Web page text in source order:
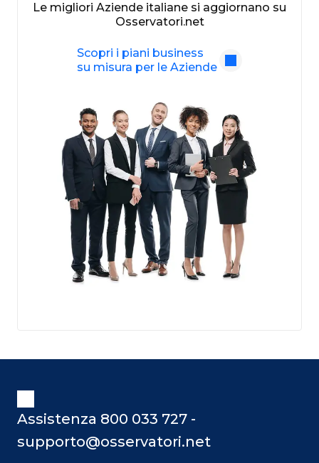
Le migliori Aziende italiane si aggiornano su
Osservatori.net
Scopri i piani business
su misura per le Aziende
Assistenza 800 033 727 -
supporto@osservatori.net